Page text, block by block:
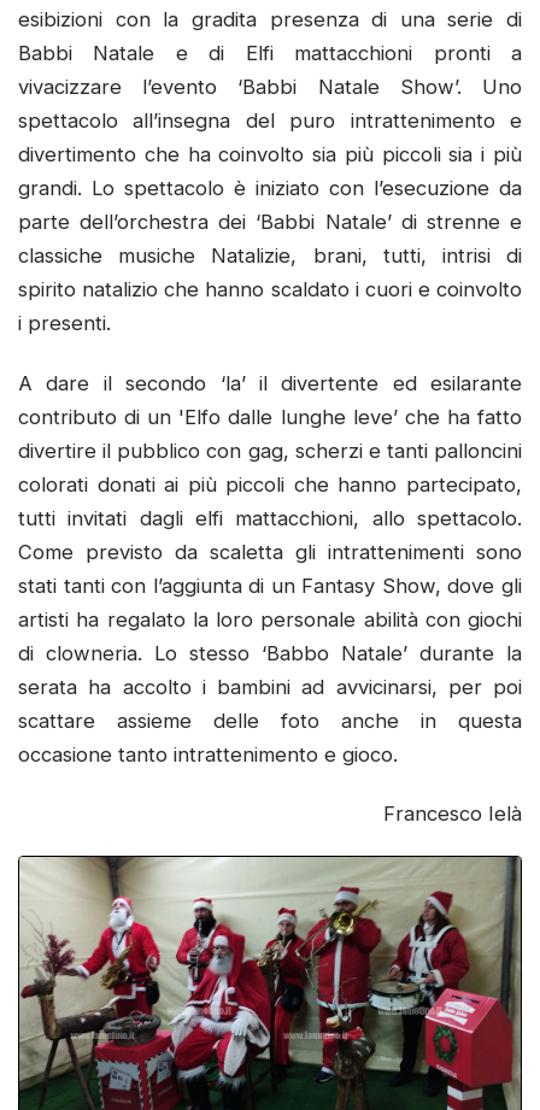
esibizioni con la gradita presenza di una serie di
Babbi Natale e di Elfi mattacchioni pronti a
vivacizzare l’evento ‘Babbi Natale Show’. Uno
spettacolo all’insegna del puro intrattenimento e
divertimento che ha coinvolto sia più piccoli sia i più
grandi. Lo spettacolo è iniziato con l’esecuzione da
parte dell’orchestra dei ‘Babbi Natale’ di strenne e
classiche musiche Natalizie, brani, tutti, intrisi di
spirito natalizio che hanno scaldato i cuori e coinvolto
i presenti.
A dare il secondo ‘la’ il divertente ed esilarante
contributo di un 'Elfo dalle lunghe leve’ che ha fatto
divertire il pubblico con gag, scherzi e tanti palloncini
colorati donati ai più piccoli che hanno partecipato,
tutti invitati dagli elfi mattacchioni, allo spettacolo.
Come previsto da scaletta gli intrattenimenti sono
stati tanti con l’aggiunta di un Fantasy Show, dove gli
artisti ha regalato la loro personale abilità con giochi
di clowneria. Lo stesso ‘Babbo Natale’ durante la
serata ha accolto i bambini ad avvicinarsi, per poi
scattare assieme delle foto anche in questa
occasione tanto intrattenimento e gioco.
Francesco Ielà